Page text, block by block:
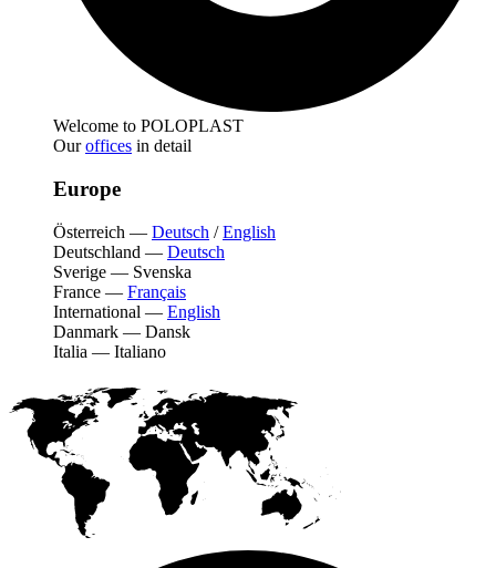
Welcome to POLOPLAST
Ouroffices in detail
Europe
Österreich — Deutsch /English
Deutschland — Deutsch
Sverige — Svenska
France — Français
International — English
Danmark — Dansk
Italia — Italiano